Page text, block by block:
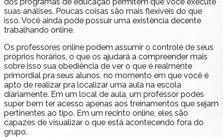
suas análises. Poucas coisas são mais flexíveis do que
isso. Você ainda pode possuir uma existência decente
trabalhando online.
Os professores online podem assumir o controle de seus
próprios horários, o que os ajudará a compreender mais
sobre isso sua obediência de ver o que é realmente
primordial pra seus alunos, no momento em que você é
apto de realizar pra localizar uma aula na escola
diariamente. Em um local de aula, um professor podes
super bem ter acesso apenas aos treinamentos que sejam
pertinentes ao tipo. Em um recinto online, eles são
capazes de visualizar o que está acontecendo fora do
grupo.